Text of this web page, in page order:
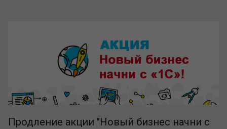
Продление акции "Новый бизнес начни с